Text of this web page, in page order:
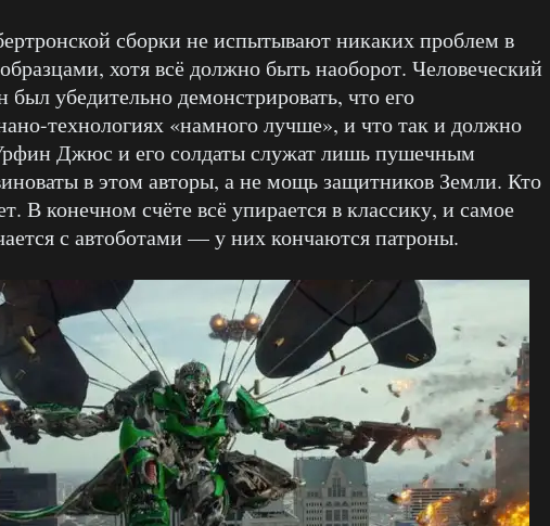
сборки не испытывают никаких проблем в
хотя всё должно быть наоборот. Человеческий
был убедительно демонстрировать, что его
технологиях «намного лучше», и что так и должно
Джюс и его солдаты служат лишь пушечным
в этом авторы, а не мощь защитников Земли. Кто
В конечном счёте всё упирается в классику, и самое
с автоботами — у них кончаются патроны.